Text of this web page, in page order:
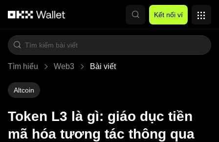
Kết nối ví
Tìm hiểu Web3 Bài viết
Altcoin
Token L3 là gì: giáo dục tiền
mã hóa tương tác thông qua